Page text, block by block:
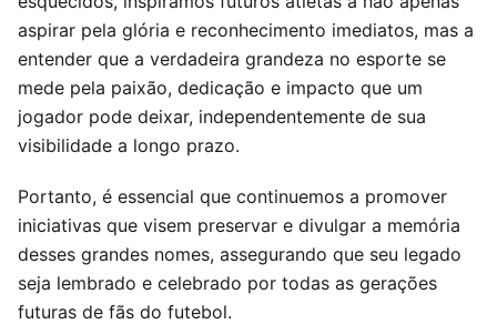
aspirar pela glória e reconhecimento imediatos, mas a
entender que a verdadeira grandeza no esporte se
mede pela paixão, dedicação e impacto que um
jogador pode deixar, independentemente de sua
visibilidade a longo prazo.
Portanto, é essencial que continuemos a promover
iniciativas que visem preservar e divulgar a memória
desses grandes nomes, assegurando que seu legado
seja lembrado e celebrado por todas as gerações
futuras de fãs do futebol.